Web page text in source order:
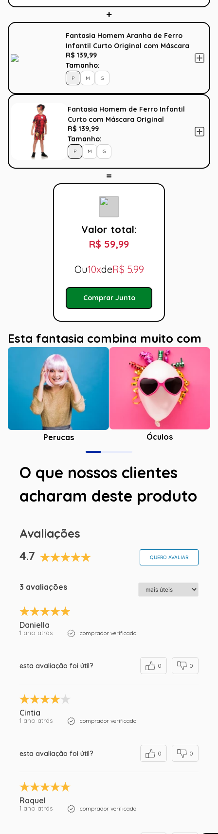
Fantasia Homem Aranha de Ferro
Infantil Curto Original com Máscara
- Vingadores - Marvel
R$ 139,99
Tamanho:
P M G
Fantasia Homem de Ferro Infantil
Curto com Máscara Original
Vingadores - Marvel
R$ 139,99
Tamanho:
P M G
Valor total:
R$ 59,99
Ou10xdeR$ 5.99
Comprar Junto
Esta fantasia combina muito com
Perucas Óculos
O que nossos clientes
acharam deste produto
Avaliações
4.7
QUERO AVALIAR
3 avaliações
Daniella
1 ano atrás comprador verificado
esta avaliação foi útil? 0 0
Cintia
1 ano atrás comprador verificado
esta avaliação foi útil? 0 0
Raquel
1 ano atrás comprador verificado